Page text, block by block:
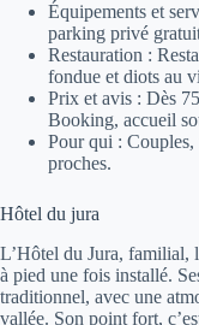
Équipements et
parking privé
Restauration :
fondue et diots au
Prix et avis : Dès
Booking, accueil
Pour qui : Couples,
proches.
Hôtel du jura
L’Hôtel du Jura, familial,
à pied une fois installé.
traditionnel, avec une
vallée. Son point fort,